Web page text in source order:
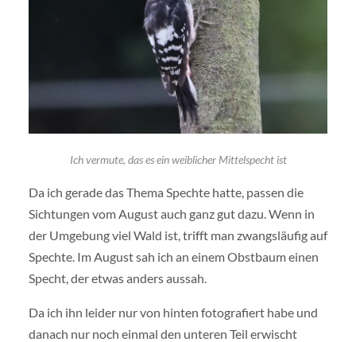
Ich vermute, das es ein weiblicher Mittelspecht ist
Da ich gerade das Thema Spechte hatte, passen die
Sichtungen vom August auch ganz gut dazu. Wenn in
der Umgebung viel Wald ist, trifft man zwangsläufig auf
Spechte. Im August sah ich an einem Obstbaum einen
Specht, der etwas anders aussah.
Da ich ihn leider nur von hinten fotografiert habe und
danach nur noch einmal den unteren Teil erwischt